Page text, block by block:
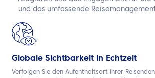
und das umfassende
Globale Sichtbarkeit in Echtzeit
Verfolgen Sie den Aufenthaltsort Ihrer